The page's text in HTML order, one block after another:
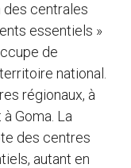
des centrales
essentiels »
de
national.
régionaux, à
Goma. La
des centres
autant en